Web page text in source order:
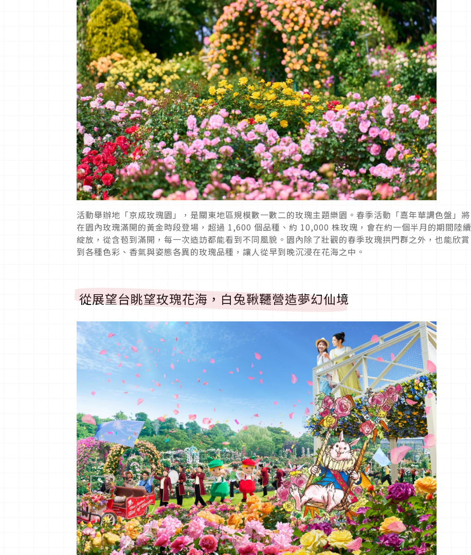
活動舉辦地「京成玫瑰園」，是關東地區規模數一數二的玫瑰主題樂園。春季活動「嘉年華調色盤」將
在園內玫瑰滿開的黃金時段登場，超過 1,600 個品種、約 10,000 株玫瑰，會在約一個半月的期間陸續
綻放，從含苞到滿開，每一次造訪都能看到不同風貌。園內除了壯觀的春季玫瑰拱門群之外，也能欣賞
到各種色彩、香氣與姿態各異的玫瑰品種，讓人從早到晚沉浸在花海之中。
從展望台眺望玫瑰花海，白兔鞦韆營造夢幻仙境